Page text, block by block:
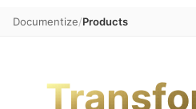
Documentize Products